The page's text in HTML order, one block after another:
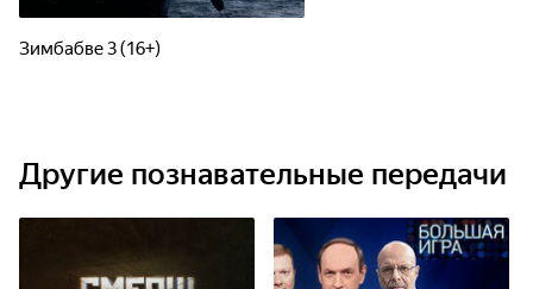
Зимбабве 3 (16+)
Другие познавательные передачи